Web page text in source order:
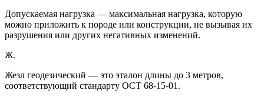
Допускаемая нагрузка — максимальная нагрузка, которую
можно приложить к породе или конструкции, не вызывая их
разрушения или других негативных изменений.
Ж.
Жезл геодезический — это эталон длины до 3 метров,
соответствующий стандарту ОСТ 68-15-01.